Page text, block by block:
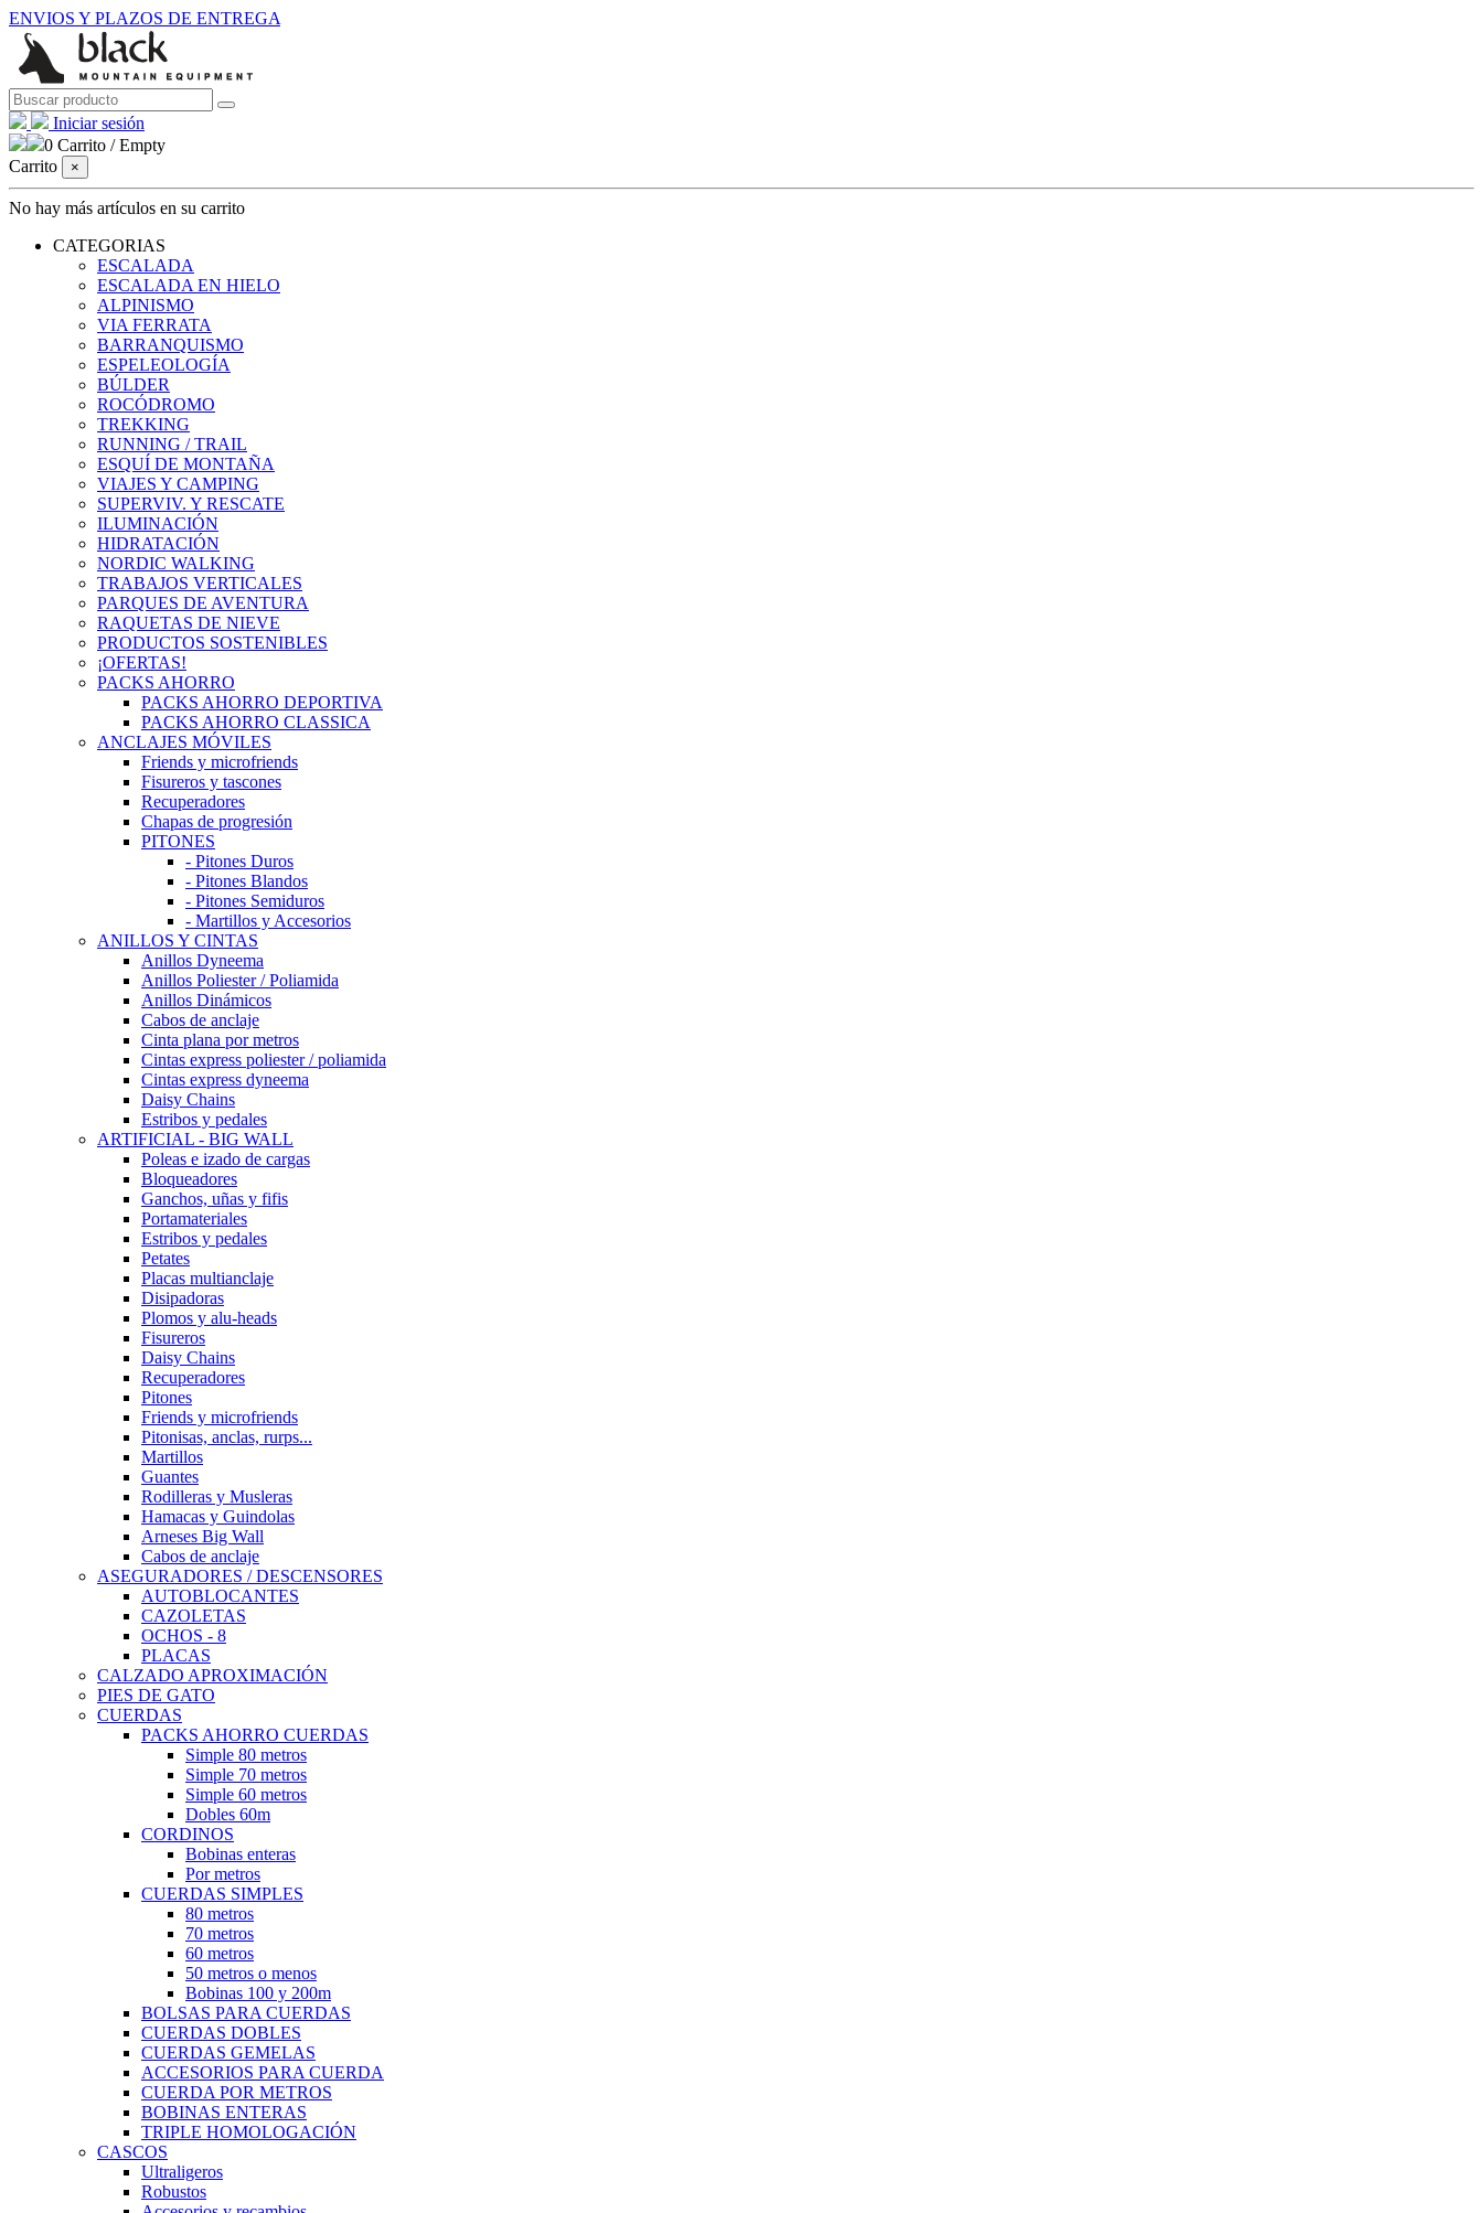
ENVIOS Y PLAZOS DE ENTREGA
Iniciar sesión
0 Carrito /Empty
Carrito
×
No hay más artículos en su carrito
CATEGORIAS
ESCALADA
ESCALADA EN HIELO
ALPINISMO
VIA FERRATA
BARRANQUISMO
ESPELEOLOGÍA
BÚLDER
ROCÓDROMO
TREKKING
RUNNING / TRAIL
ESQUÍ DE MONTAÑA
VIAJES Y CAMPING
SUPERVIV. Y RESCATE
ILUMINACIÓN
HIDRATACIÓN
NORDIC WALKING
TRABAJOS VERTICALES
PARQUES DE AVENTURA
RAQUETAS DE NIEVE
PRODUCTOS SOSTENIBLES
¡OFERTAS!
PACKS AHORRO
PACKS AHORRO DEPORTIVA
PACKS AHORRO CLASSICA
ANCLAJES MÓVILES
Friends y microfriends
Fisureros y tascones
Recuperadores
Chapas de progresión
PITONES
- Pitones Duros
- Pitones Blandos
- Pitones Semiduros
- Martillos y Accesorios
ANILLOS Y CINTAS
Anillos Dyneema
Anillos Poliester / Poliamida
Anillos Dinámicos
Cabos de anclaje
Cinta plana por metros
Cintas express poliester / poliamida
Cintas express dyneema
Daisy Chains
Estribos y pedales
ARTIFICIAL - BIG WALL
Poleas e izado de cargas
Bloqueadores
Ganchos, uñas y fifis
Portamateriales
Estribos y pedales
Petates
Placas multianclaje
Disipadoras
Plomos y alu-heads
Fisureros
Daisy Chains
Recuperadores
Pitones
Friends y microfriends
Pitonisas, anclas, rurps...
Martillos
Guantes
Rodilleras y Musleras
Hamacas y Guindolas
Arneses Big Wall
Cabos de anclaje
ASEGURADORES / DESCENSORES
AUTOBLOCANTES
CAZOLETAS
OCHOS - 8
PLACAS
CALZADO APROXIMACIÓN
PIES DE GATO
CUERDAS
PACKS AHORRO CUERDAS
Simple 80 metros
Simple 70 metros
Simple 60 metros
Dobles 60m
CORDINOS
Bobinas enteras
Por metros
CUERDAS SIMPLES
80 metros
70 metros
60 metros
50 metros o menos
Bobinas 100 y 200m
BOLSAS PARA CUERDAS
CUERDAS DOBLES
CUERDAS GEMELAS
ACCESORIOS PARA CUERDA
CUERDA POR METROS
BOBINAS ENTERAS
TRIPLE HOMOLOGACIÓN
CASCOS
Ultraligeros
Robustos